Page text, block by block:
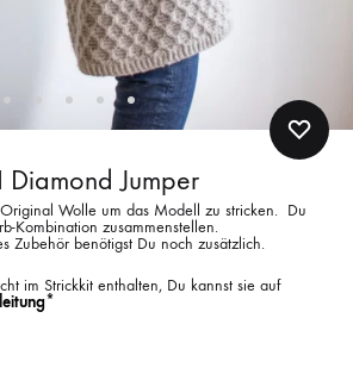
Diamond Jumper
Wolle um das Modell zu stricken. Du
Kombination zusammenstellen.
Zubehör benötigst Du noch zusätzlich.
im Strickkit enthalten, Du kannst sie auf